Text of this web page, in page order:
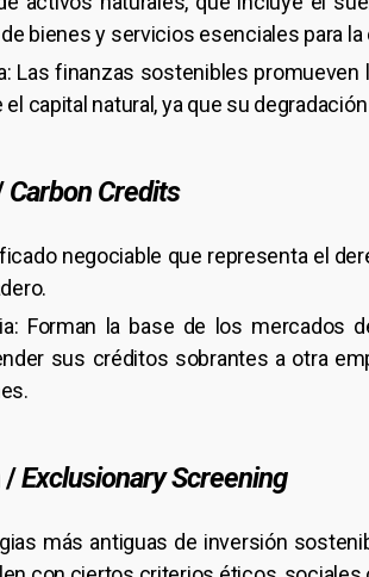
bienes y servicios esenciales para
Las finanzas sostenibles
capital natural, ya que su
Carbon Credits
negociable que representa el
Forman la base de los
sus créditos sobrantes a otra
/Exclusionary Screening
más antiguas de inversión